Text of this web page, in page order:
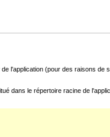
l'application (pour des raisons de
dans le répertoire racine de